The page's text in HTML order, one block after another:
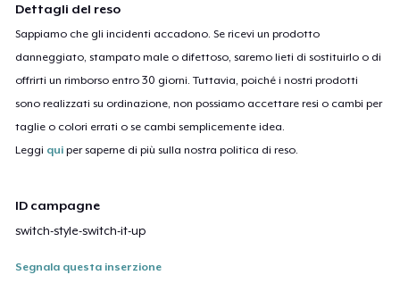
Dettagli del reso
Sappiamo che gli incidenti accadono. Se ricevi un prodotto
danneggiato, stampato male o difettoso, saremo lieti di sostituirlo o di
offrirti un rimborso entro 30 giorni. Tuttavia, poiché i nostri prodotti
sono realizzati su ordinazione, non possiamo accettare resi o cambi per
taglie o colori errati o se cambi semplicemente idea.
Leggi qui per saperne di più sulla nostra politica di reso.
ID campagne
switch-style-switch-it-up
Segnala questa inserzione